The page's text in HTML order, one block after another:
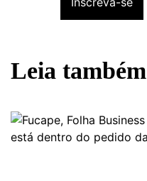
Leia também